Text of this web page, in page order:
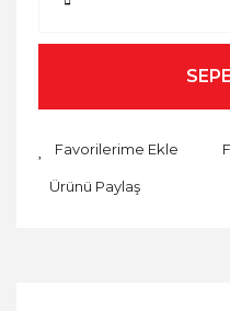
Ürünü Paylaş